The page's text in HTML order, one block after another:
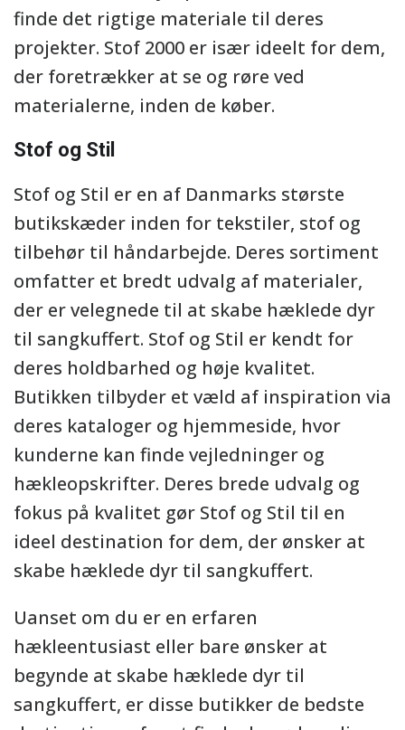
finde det rigtige materiale til deres
projekter. Stof 2000 er især ideelt for dem,
der foretrækker at se og røre ved
materialerne, inden de køber.
Stof og Stil
Stof og Stil er en af Danmarks største
butikskæder inden for tekstiler, stof og
tilbehør til håndarbejde. Deres sortiment
omfatter et bredt udvalg af materialer,
der er velegnede til at skabe hæklede dyr
til sangkuffert. Stof og Stil er kendt for
deres holdbarhed og høje kvalitet.
Butikken tilbyder et væld af inspiration via
deres kataloger og hjemmeside, hvor
kunderne kan finde vejledninger og
hækleopskrifter. Deres brede udvalg og
fokus på kvalitet gør Stof og Stil til en
ideel destination for dem, der ønsker at
skabe hæklede dyr til sangkuffert.
Uanset om du er en erfaren
hækleentusiast eller bare ønsker at
begynde at skabe hæklede dyr til
sangkuffert, er disse butikker de bedste